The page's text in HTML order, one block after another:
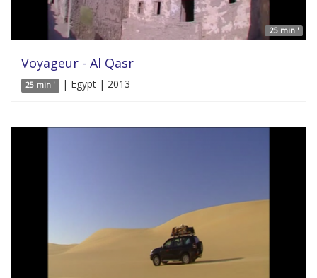
25 min '
Voyageur - Al Qasr
25 min ' | Egypt | 2013